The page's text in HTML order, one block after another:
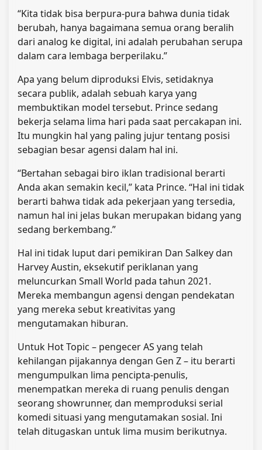
“Kita tidak bisa berpura-pura bahwa dunia tidak
berubah, hanya bagaimana semua orang beralih
dari analog ke digital, ini adalah perubahan serupa
dalam cara lembaga berperilaku.”
Apa yang belum diproduksi Elvis, setidaknya
secara publik, adalah sebuah karya yang
membuktikan model tersebut. Prince sedang
bekerja selama lima hari pada saat percakapan ini.
Itu mungkin hal yang paling jujur ​​tentang posisi
sebagian besar agensi dalam hal ini.
“Bertahan sebagai biro iklan tradisional berarti
Anda akan semakin kecil,” kata Prince. “Hal ini tidak
berarti bahwa tidak ada pekerjaan yang tersedia,
namun hal ini jelas bukan merupakan bidang yang
sedang berkembang.”
Hal ini tidak luput dari pemikiran Dan Salkey dan
Harvey Austin, eksekutif periklanan yang
meluncurkan Small World pada tahun 2021.
Mereka membangun agensi dengan pendekatan
yang mereka sebut kreativitas yang
mengutamakan hiburan.
Untuk Hot Topic – pengecer AS yang telah
kehilangan pijakannya dengan Gen Z – itu berarti
mengumpulkan lima pencipta-penulis,
menempatkan mereka di ruang penulis dengan
seorang showrunner, dan memproduksi serial
komedi situasi yang mengutamakan sosial. Ini
telah ditugaskan untuk lima musim berikutnya.